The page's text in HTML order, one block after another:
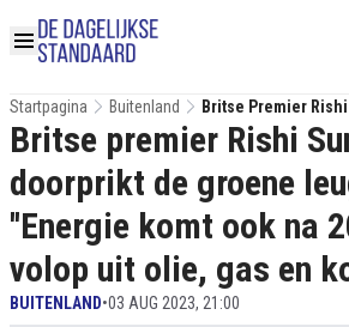
Startpagina Buitenland
Britse Premier
Groene Leugen:
Nog Volop Uit Olie,
Britse premier Rishi
doorprikt de groene
''Energie komt ook na
volop uit olie, gas en
BUITENLAND•03 AUG 2023, 21:00